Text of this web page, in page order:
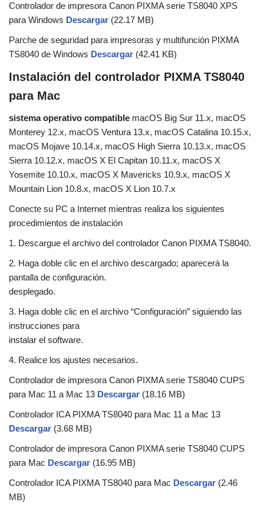
Controlador de impresora Canon PIXMA serie TS8040 XPS
para Windows Descargar (22.17 MB)
Parche de seguridad para impresoras y multifunción PIXMA
TS8040 de Windows Descargar (42.41 KB)
Instalación del controlador PIXMA TS8040
para Mac
sistema operativo compatible macOS Big Sur 11.x, macOS
Monterey 12.x, macOS Ventura 13.x, macOS Catalina 10.15.x,
macOS Mojave 10.14.x, macOS High Sierra 10.13.x, macOS
Sierra 10.12.x, macOS X El Capitan 10.11.x, macOS X
Yosemite 10.10.x, macOS X Mavericks 10.9.x, macOS X
Mountain Lion 10.8.x, macOS X Lion 10.7.x
Conecte su PC a Internet mientras realiza los siguientes
procedimientos de instalación
1. Descargue el archivo del controlador Canon PIXMA TS8040.
2. Haga doble clic en el archivo descargado; aparecerá la
pantalla de configuración.
desplegado.
3. Haga doble clic en el archivo “Configuración” siguiendo las
instrucciones para
instalar el software.
4. Realice los ajustes necesarios.
Controlador de impresora Canon PIXMA serie TS8040 CUPS
para Mac 11 a Mac 13 Descargar (18.16 MB)
Controlador ICA PIXMA TS8040 para Mac 11 a Mac 13
Descargar (3.68 MB)
Controlador de impresora Canon PIXMA serie TS8040 CUPS
para Mac Descargar (16.95 MB)
Controlador ICA PIXMA TS8040 para Mac Descargar (2.46
MB)